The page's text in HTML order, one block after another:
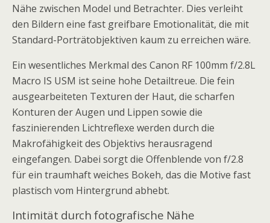
Nähe zwischen Model und Betrachter. Dies verleiht
den Bildern eine fast greifbare Emotionalität, die mit
Standard-Porträtobjektiven kaum zu erreichen wäre.
Ein wesentliches Merkmal des Canon RF 100mm f/2.8L
Macro IS USM ist seine hohe Detailtreue. Die fein
ausgearbeiteten Texturen der Haut, die scharfen
Konturen der Augen und Lippen sowie die
faszinierenden Lichtreflexe werden durch die
Makrofähigkeit des Objektivs herausragend
eingefangen. Dabei sorgt die Offenblende von f/2.8
für ein traumhaft weiches Bokeh, das die Motive fast
plastisch vom Hintergrund abhebt.
Intimität durch fotografische Nähe